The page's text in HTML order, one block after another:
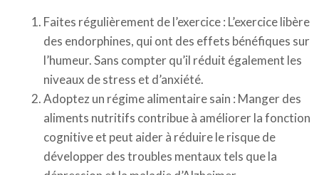
Faites régulièrement de l’exercice : L’exercice libère
des endorphines, qui ont des effets bénéfiques sur
l’humeur. Sans compter qu’il réduit également les
niveaux de stress et d’anxiété.
Adoptez un régime alimentaire sain : Manger des
aliments nutritifs contribue à améliorer la fonction
cognitive et peut aider à réduire le risque de
développer des troubles mentaux tels que la